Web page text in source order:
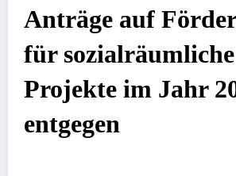
Anträge auf
für sozialräumliche
Projekte im Jahr
entgegen